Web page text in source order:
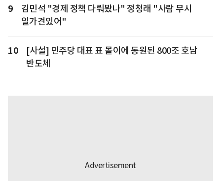
9
김민석 "경제 정책 다뤄봤나" 정청래 "사람 무시
일가견있어"
10
[사설] 민주당 대표 표 몰이에 동원된 800조 호남
반도체